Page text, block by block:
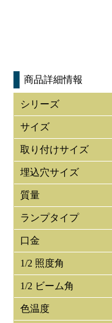
商品詳細情報
シリーズ
サイズ
取り付けサイズ
埋込穴サイズ
質量
ランプタイプ
口金
1/2 照度角
1/2 ビーム角
色温度